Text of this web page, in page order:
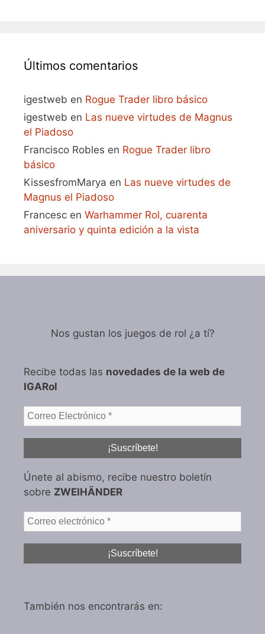
Últimos comentarios
igestweb en Rogue Trader libro básico
igestweb en Las nueve virtudes de Magnus
el Piadoso
Francisco Robles en Rogue Trader libro
básico
KissesfromMarya en Las nueve virtudes de
Magnus el Piadoso
Francesc en Warhammer Rol, cuarenta
aniversario y quinta edición a la vista
Nos gustan los juegos de rol ¿a tí?
Recibe todas las novedades de la web de
IGARol
Únete al abismo, recibe nuestro boletín
sobre ZWEIHÄNDER
También nos encontrarás en: